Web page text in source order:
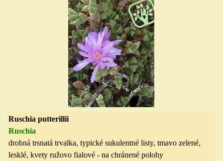
Ruschia putterillii
Ruschia
drobná trsnatá trvalka, typické sukulentné listy, tmavo zelené,
lesklé, kvety ružovo fialové - na chránené polohy